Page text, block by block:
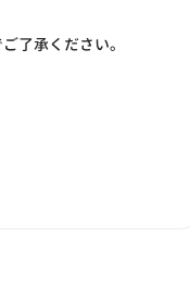
了承ください。